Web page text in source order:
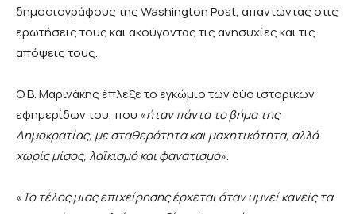
δημοσιογράφους τηςWashingtonPost, απαντώντας στις
ερωτήσεις τους και ακούγοντας τις ανησυχίες και τις
απόψεις τους.
Ο Β. Μαρινάκης έπλεξε το εγκώμιο των δύο ιστορικών
εφημερίδων του, που «ήταν πάντα το βήμα της
Δημοκρατίας, με σταθερότητα και μαχητικότητα, αλλά
χωρίς μίσος, λαϊκισμό και φανατισμό».
«Το τέλος μιας επιχείρησης έρχεται όταν υμνεί κανείς τα